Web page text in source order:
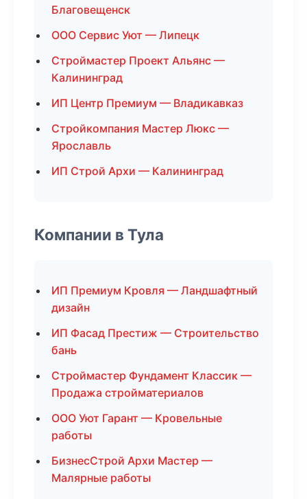
Благовещенск
ООО Сервис Уют — Липецк
Строймастер Проект Альянс —
Калининград
ИП Центр Премиум — Владикавказ
Стройкомпания Мастер Люкс —
Ярославль
ИП Строй Архи — Калининград
Компании в Тула
ИП Премиум Кровля — Ландшафтный
дизайн
ИП Фасад Престиж — Строительство
бань
Строймастер Фундамент Классик —
Продажа стройматериалов
ООО Уют Гарант — Кровельные
работы
БизнесСтрой Архи Мастер —
Малярные работы